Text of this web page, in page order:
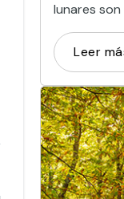
lunares
provincia
Leer